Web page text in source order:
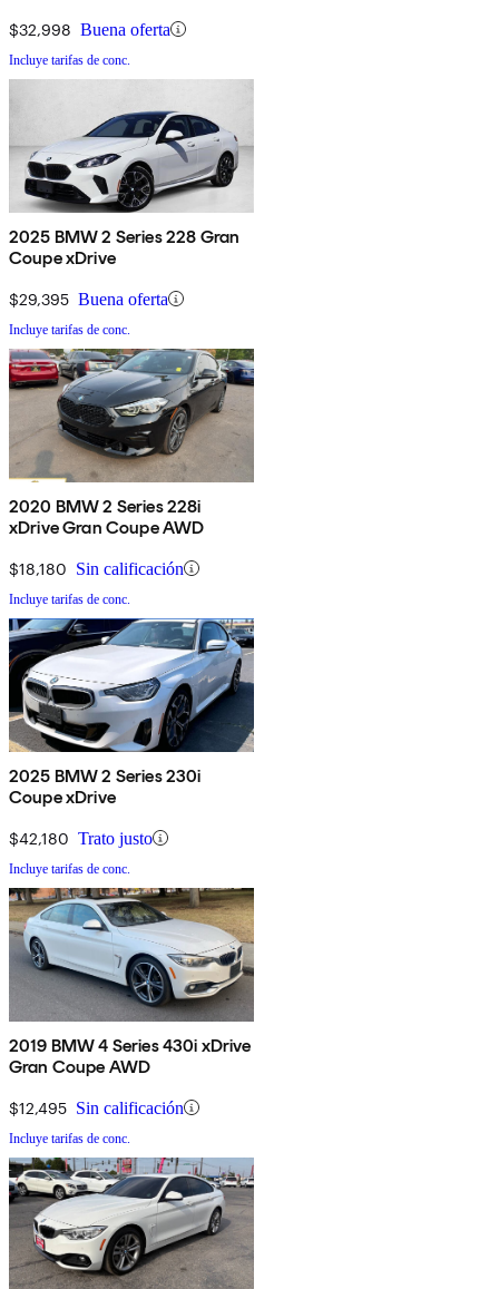
$32,998 Buena oferta
Incluye tarifas de conc.
2025 BMW 2 Series 228 Gran
Coupe xDrive
$29,395 Buena oferta
Incluye tarifas de conc.
2020 BMW 2 Series 228i
xDrive Gran Coupe AWD
$18,180 Sin calificación
Incluye tarifas de conc.
2025 BMW 2 Series 230i
Coupe xDrive
$42,180 Trato justo
Incluye tarifas de conc.
2019 BMW 4 Series 430i xDrive
Gran Coupe AWD
$12,495 Sin calificación
Incluye tarifas de conc.